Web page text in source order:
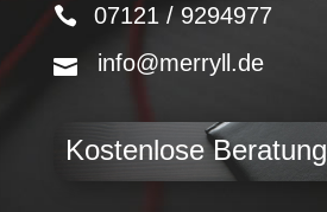
07121 / 9294977
info@merryll.de
Kostenlose Beratung